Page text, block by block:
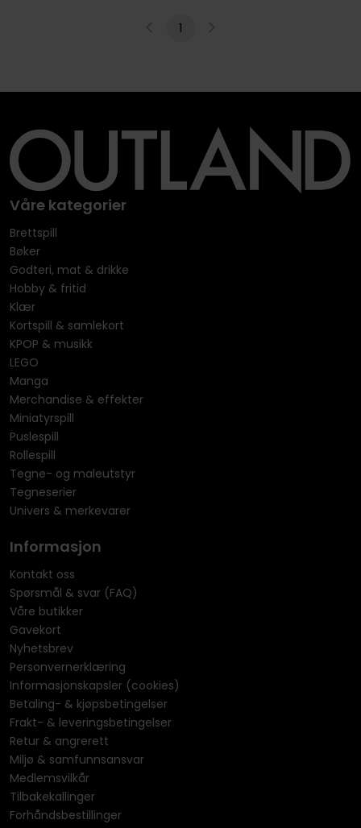
1
Våre kategorier
Brettspill
Bøker
Godteri, mat & drikke
Hobby & fritid
Klær
Kortspill & samlekort
KPOP & musikk
LEGO
Manga
Merchandise & effekter
Miniatyrspill
Puslespill
Rollespill
Tegne- og maleutstyr
Tegneserier
Univers & merkevarer
Informasjon
Kontakt oss
Spørsmål & svar (FAQ)
Våre butikker
Gavekort
Nyhetsbrev
Personvernerklæring
Informasjonskapsler (cookies)
Betaling- & kjøpsbetingelser
Frakt- & leveringsbetingelser
Retur & angrerett
Miljø & samfunnsansvar
Medlemsvilkår
Tilbakekallinger
Forhåndsbestillinger